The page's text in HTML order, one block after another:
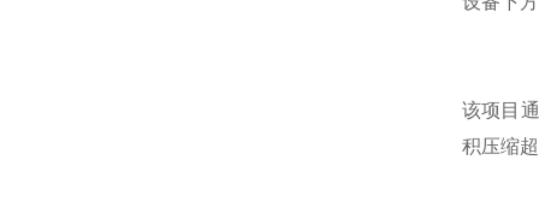
该项目
积压缩